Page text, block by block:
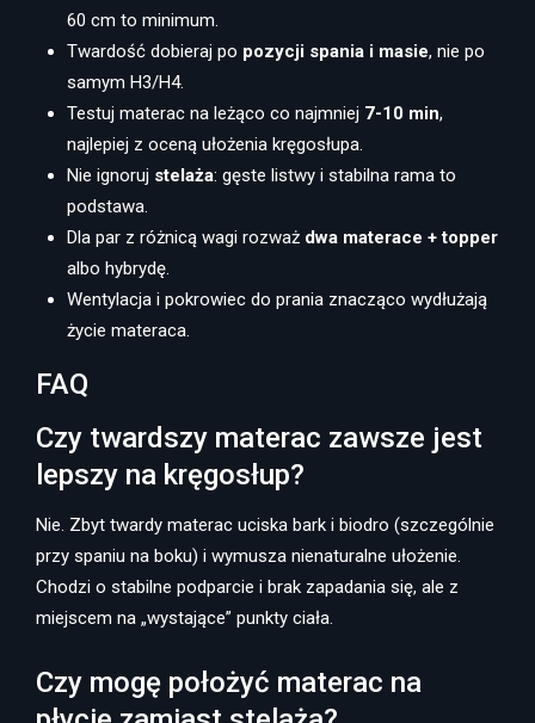
60 cm to minimum.
Twardość dobieraj po pozycji spania i masie, nie po
samym H3/H4.
Testuj materac na leżąco co najmniej 7-10 min,
najlepiej z oceną ułożenia kręgosłupa.
Nie ignoruj stelaża: gęste listwy i stabilna rama to
podstawa.
Dla par z różnicą wagi rozważ dwa materace + topper
albo hybrydę.
Wentylacja i pokrowiec do prania znacząco wydłużają
życie materaca.
FAQ
Czy twardszy materac zawsze jest
lepszy na kręgosłup?
Nie. Zbyt twardy materac uciska bark i biodro (szczególnie
przy spaniu na boku) i wymusza nienaturalne ułożenie.
Chodzi o stabilne podparcie i brak zapadania się, ale z
miejscem na „wystające” punkty ciała.
Czy mogę położyć materac na